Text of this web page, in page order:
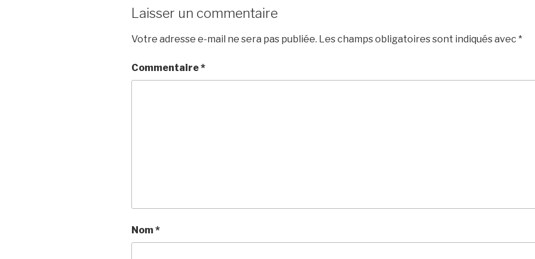
Laisser un commentaire
Votre adresse e-mail ne sera pas publiée. Les champs obligatoires sont indiqués avec *
Commentaire*
Nom*